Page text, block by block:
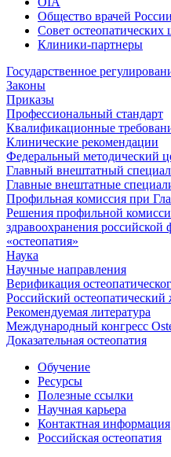
Общество врачей России
Совет остеопатических
Клиники-партнеры
Государственное
Законы
Приказы
Профессиональный стандарт
Квалификационные
Клинические рекомендации
Федеральный методический
Главный внештатный
Главные внештатные
Профильная комиссия при
Решения профильной
здравоохранения российской
«остеопатия»
Наука
Научные направления
Верификация
Российский
Рекомендуемая литература
Международный конгресс
Доказательная остеопатия
Обучение
Ресурсы
Полезные ссылки
Научная карьера
Контактная информация
Российская остеопатия